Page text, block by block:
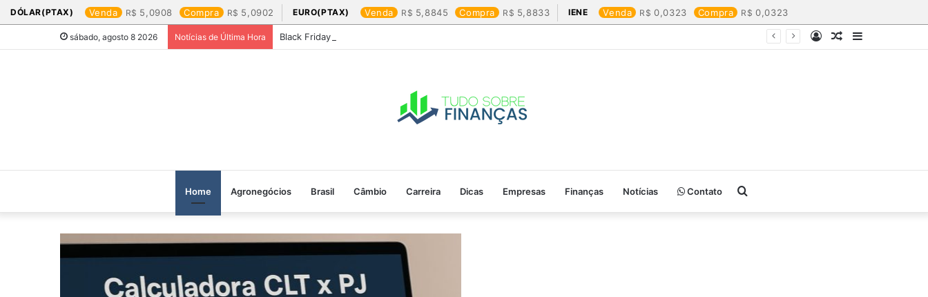
DÓLAR(PTAX) Venda 5,0908 Compra 5,0902 EURO(PTAX) Venda 5,8845 Compra 5,8833 IENE Venda 0,0323 Compra 0,0323
sábado, agosto 8 2026 Notícias de Última Hora Black Friday: os produtos que mais valem a pena
Barra
Artigo
Entrar
Home Agronegócios Brasil Câmbio Carreira Dicas Empresas Finanças Notícias Contato Procurar